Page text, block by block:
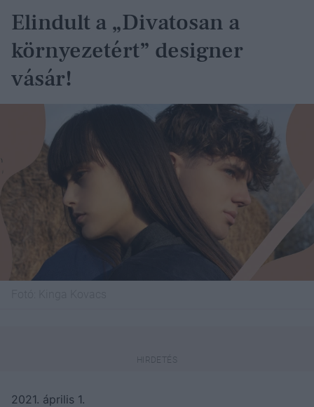
Elindult a „Divatosan a
környezetért” designer
vásár!
2021. április 1.